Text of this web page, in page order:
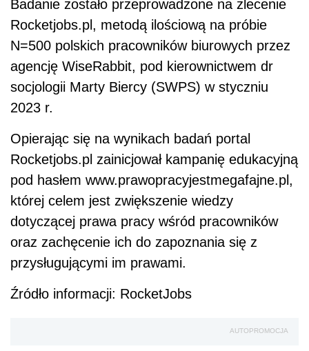
Badanie zostało przeprowadzone na zlecenie
Rocketjobs.pl, metodą ilościową na próbie
N=500 polskich pracowników biurowych przez
agencję WiseRabbit, pod kierownictwem dr
socjologii Marty Biercy (SWPS) w styczniu
2023 r.
Opierając się na wynikach badań portal
Rocketjobs.pl zainicjował kampanię edukacyjną
pod hasłem www.prawopracyjestmegafajne.pl,
której celem jest zwiększenie wiedzy
dotyczącej prawa pracy wśród pracowników
oraz zachęcenie ich do zapoznania się z
przysługującymi im prawami.
Źródło informacji: RocketJobs
AUTOPROMOCJA